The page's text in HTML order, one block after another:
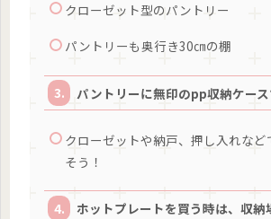
クローゼット型のパントリー
パントリーも奥行き30㎝の棚
パントリーに無印のpp収納ケース
クローゼットや納戸、押し入れなど
そう！
ホットプレートを買う時は、収納